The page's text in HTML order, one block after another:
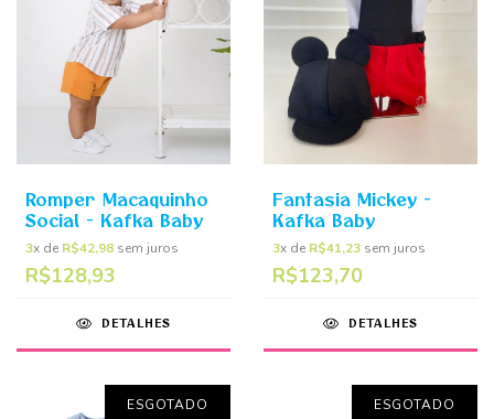
Romper Macaquinho
Social - Kafka Baby
3x de R$42,98 sem juros
R$128,93
DETALHES
Fantasia Mickey -
Kafka Baby
3x de R$41,23 sem juros
R$123,70
DETALHES
ESGOTADO ESGOTADO